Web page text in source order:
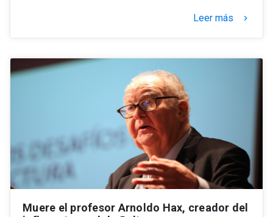
Leer más keyboard_arrow_right
Muere el profesor Arnoldo Hax, creador del